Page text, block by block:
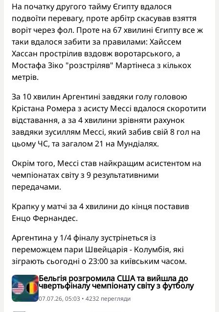
На початку другого тайму Єгипту вдалося
подвоїти перевагу, проте арбітр скасував взяття
воріт через фол. Проте на 67 хвилині Єгипту все ж
таки вдалося забити за правилами: Хайссем
Хассан прострілив вздовж воротарського, а
Мостафа Зіко "розстріляв" Мартінеса з кількох
метрів.
За 10 хвилин Аргентині завдяки голу головою
Крістана Ромера з асисту Мессі вдалося скоротити
відставання, а за 4 хвилини зрівняти рахунок
завдяки зусиллям Мессі, який забив свій 8 гол на
цьому ЧС, та загалом 21 на Мундіалях.
Окрім того, Мессі став найкращим асистентом на
чемпіонатах світу з 9 результативними
передачами.
Крапку у матчі за 4 хвилини до кінця поставив
Енцо Фернандес.
Аргентина у 1/4 фіналу зустрінеться із
переможцем пари Швейцарія - Колумбія, які
зіграють сьогодні о 23:00 за київським часом.
Бельгія розгромила США та вийшла до
чвертьфіналу чемпіонату світу з футболу
07.07.26, 05:03 • 4232 перегляди